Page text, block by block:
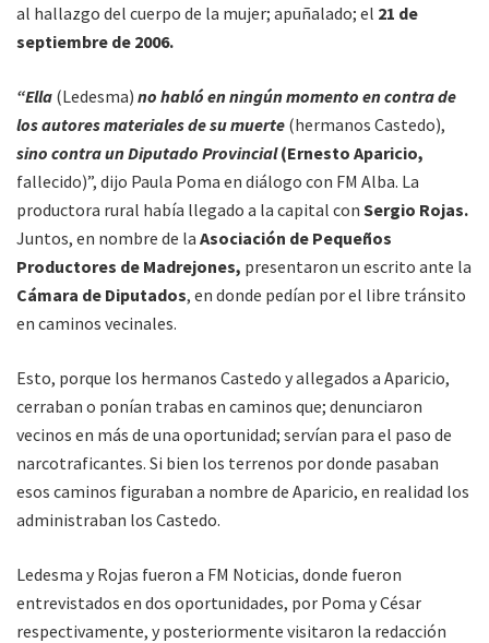
al hallazgo del cuerpo de la mujer; apuñalado; el 21 de
septiembre de 2006.
“Ella (Ledesma) no habló en ningún momento en contra de
los autores materiales de su muerte (hermanos Castedo),
sino contra un Diputado Provincial(Ernesto Aparicio,
fallecido)”, dijo Paula Poma en diálogo con FM Alba. La
productora rural había llegado a la capital con Sergio Rojas.
Juntos, en nombre de la Asociación de Pequeños
Productores de Madrejones, presentaron un escrito ante la
Cámara de Diputados, en donde pedían por el libre tránsito
en caminos vecinales.
Esto, porque los hermanos Castedo y allegados a Aparicio,
cerraban o ponían trabas en caminos que; denunciaron
vecinos en más de una oportunidad; servían para el paso de
narcotraficantes. Si bien los terrenos por donde pasaban
esos caminos figuraban a nombre de Aparicio, en realidad los
administraban los Castedo.
Ledesma y Rojas fueron a FM Noticias, donde fueron
entrevistados en dos oportunidades, por Poma y César
respectivamente, y posteriormente visitaron la redacción